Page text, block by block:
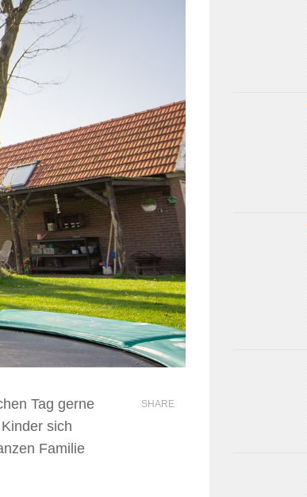
Tag gerne
sich
Familie
SHARE